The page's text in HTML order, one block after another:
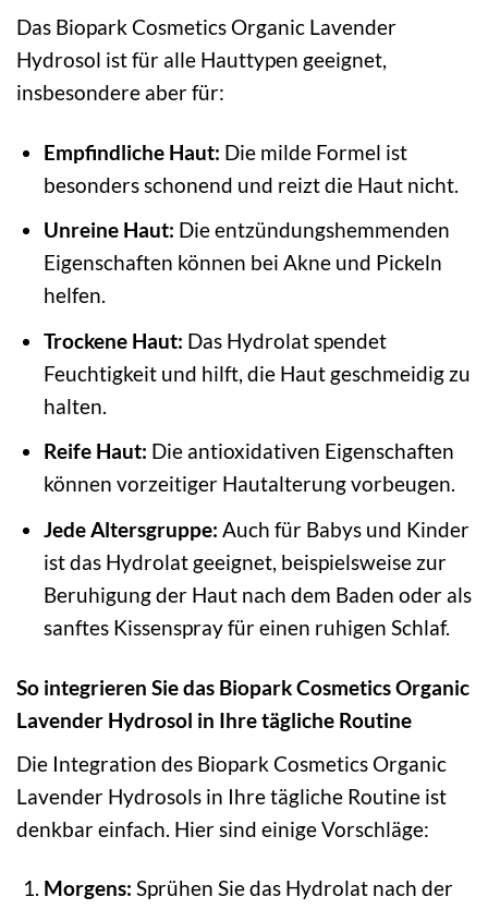
Das Biopark Cosmetics Organic Lavender
Hydrosol ist für alle Hauttypen geeignet,
insbesondere aber für:
Empfindliche Haut: Die milde Formel ist
besonders schonend und reizt die Haut nicht.
Unreine Haut: Die entzündungshemmenden
Eigenschaften können bei Akne und Pickeln
helfen.
Trockene Haut: Das Hydrolat spendet
Feuchtigkeit und hilft, die Haut geschmeidig zu
halten.
Reife Haut: Die antioxidativen Eigenschaften
können vorzeitiger Hautalterung vorbeugen.
Jede Altersgruppe: Auch für Babys und Kinder
ist das Hydrolat geeignet, beispielsweise zur
Beruhigung der Haut nach dem Baden oder als
sanftes Kissenspray für einen ruhigen Schlaf.
So integrieren Sie das Biopark Cosmetics Organic
Lavender Hydrosol in Ihre tägliche Routine
Die Integration des Biopark Cosmetics Organic
Lavender Hydrosols in Ihre tägliche Routine ist
denkbar einfach. Hier sind einige Vorschläge:
Morgens: Sprühen Sie das Hydrolat nach der